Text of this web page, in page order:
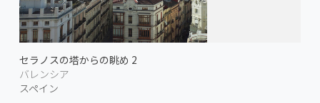
セラノスの塔からの眺め 2
バレンシア
スペイン